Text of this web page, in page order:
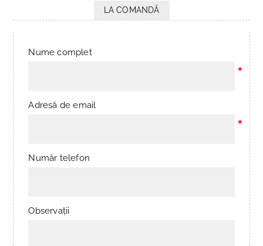
LA COMANDĂ
Nume complet
*
Adresă de email
*
Număr telefon
Observații